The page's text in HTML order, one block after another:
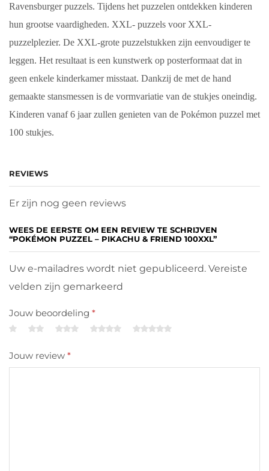
Ravensburger puzzels. Tijdens het puzzelen ontdekken kinderen
hun grootse vaardigheden. XXL- puzzels voor XXL-
puzzelplezier. De XXL-grote puzzelstukken zijn eenvoudiger te
leggen. Het resultaat is een kunstwerk op posterformaat dat in
geen enkele kinderkamer misstaat. Dankzij de met de hand
gemaakte stansmessen is de vormvariatie van de stukjes oneindig.
Kinderen vanaf 6 jaar zullen genieten van de Pokémon puzzel met
100 stukjes.
REVIEWS
Er zijn nog geen reviews
WEES DE EERSTE OM EEN REVIEW TE SCHRIJVEN
“POKÉMON PUZZEL – PIKACHU & FRIEND 100XXL”
Uw e-mailadres wordt niet gepubliceerd. Vereiste
velden zijn gemarkeerd
Jouw beoordeling *
Jouw review *